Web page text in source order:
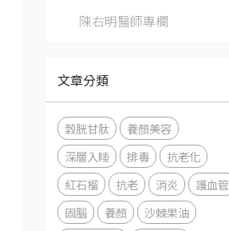
陳右明醫師專欄
文章分類
穀胱甘肽
養顏美容
深層入睡
排毒
抗老化
紅石榴
抗老 消炎
護血管
固腦
養顏
沙棘果油